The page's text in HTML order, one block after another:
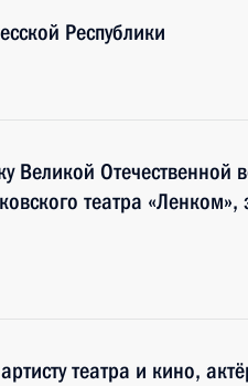
Республики
Великой Отечественной
театра «Ленком»,
театра и кино,